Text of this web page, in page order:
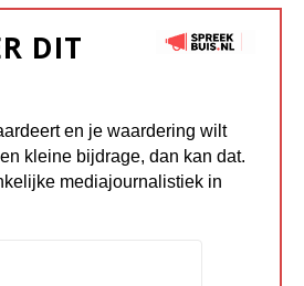
DIT
en je waardering wilt
kleine bijdrage, dan kan dat.
mediajournalistiek in